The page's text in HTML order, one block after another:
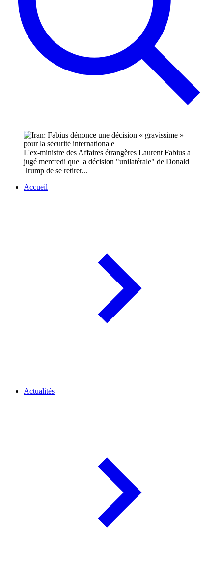
L'ex-ministre des Affaires étrangères Laurent Fabius a
jugé mercredi que la décision "unilatérale" de Donald
Trump de se retirer...
Accueil
Actualités